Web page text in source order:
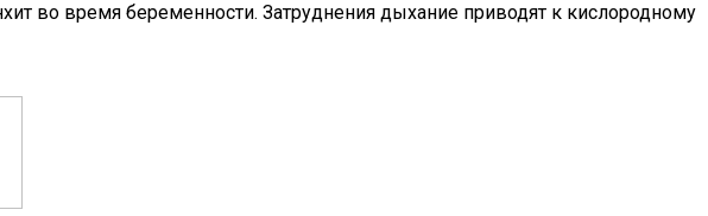
во время беременности. Затруднения дыхание приводят к кислородному